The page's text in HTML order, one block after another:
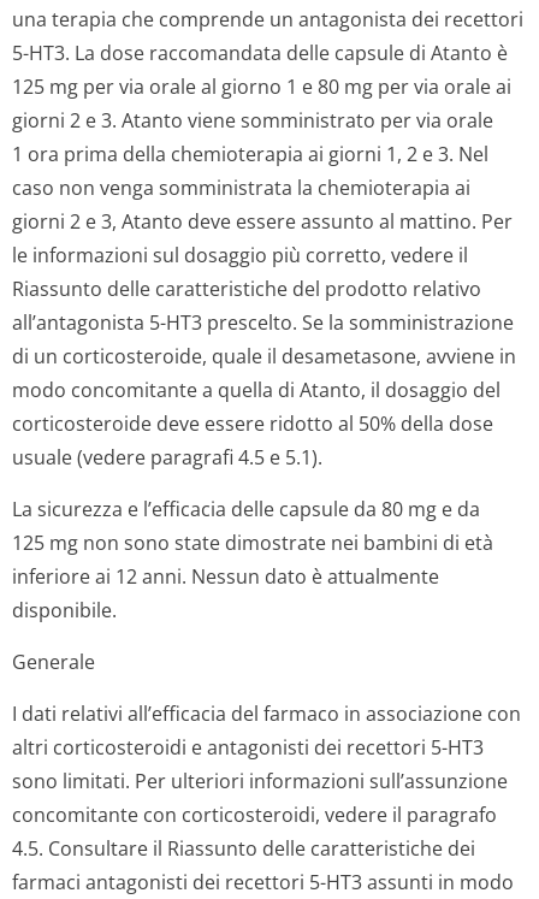
una terapia che comprende un antagonista dei recettori
5-HT3. La dose raccomandata delle capsule di Atanto è
125 mg per via orale al giorno 1 e 80 mg per via orale ai
giorni 2 e 3. Atanto viene somministrato per via orale
1 ora prima della chemioterapia ai giorni 1, 2 e 3. Nel
caso non venga somministrata la chemioterapia ai
giorni 2 e 3, Atanto deve essere assunto al mattino. Per
le informazioni sul dosaggio più corretto, vedere il
Riassunto delle caratteristiche del prodotto relativo
all’antagonista 5-HT3 prescelto. Se la somministrazione
di un corticosteroide, quale il desametasone, avviene in
modo concomitante a quella di Atanto, il dosaggio del
corticosteroide deve essere ridotto al 50% della dose
usuale (vedere paragrafi 4.5 e 5.1).
La sicurezza e l’efficacia delle capsule da 80 mg e da
125 mg non sono state dimostrate nei bambini di età
inferiore ai 12 anni. Nessun dato è attualmente
disponibile.
Generale
I dati relativi all’efficacia del farmaco in associazione con
altri corticosteroidi e antagonisti dei recettori 5-HT3
sono limitati. Per ulteriori informazioni sull’assunzione
concomitante con corticosteroidi, vedere il paragrafo
4.5. Consultare il Riassunto delle caratteristiche dei
farmaci antagonisti dei recettori 5-HT3 assunti in modo